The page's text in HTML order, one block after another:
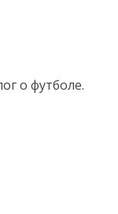
о футболе.